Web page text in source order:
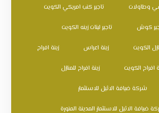
وطاولات تاجير كنب امريكي الكويت
كوش تاجير ليتات زينه الكويت
الكويت زينة اعراس زينة افراح
افراح الكويت زينة افراح للمنازل
شركة ضيافة الاثيل للاستثمار
ضيافة الاثيل للاستثمار المدينة المنورة